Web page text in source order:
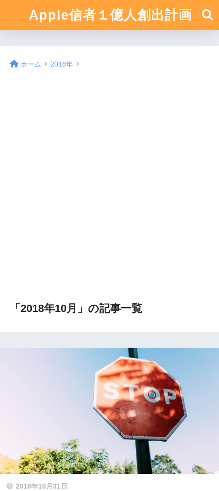
Apple信者１億人創出計画
ホーム 2018年
「2018年10月」の記事一覧
2018年10月31日